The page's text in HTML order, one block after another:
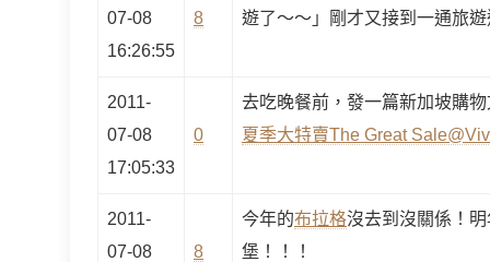
07-08
16:26:55
8 遊了～～」剛才又接到一通旅
2011-
07-08
17:05:33
0
去吃晚餐前，發一篇新加坡購
夏季大特賣The Great
2011-
07-08
8
今年的布拉格沒去到沒關係！
堡！！！